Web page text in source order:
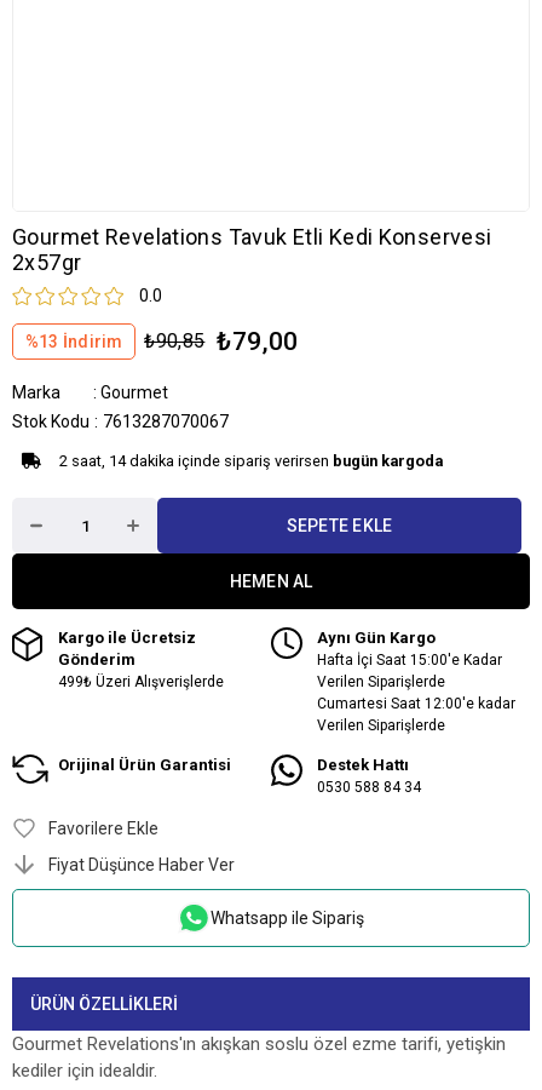
Gourmet Revelations Tavuk Etli Kedi Konservesi
2x57gr
0.0
%13 İndirim ₺90,85 ₺79,00
Marka : Gourmet
Stok Kodu
7613287070067
2 saat, 14 dakika içinde sipariş verirsen bugün kargoda
Kargo ile Ücretsiz
Gönderim
499₺ Üzeri Alışverişlerde
Aynı Gün Kargo
Hafta İçi Saat 15:00'e Kadar
Verilen Siparişlerde
Cumartesi Saat 12:00'e kadar
Verilen Siparişlerde
Orijinal Ürün Garantisi Destek Hattı
0530 588 84 34
Favorilere Ekle
Fiyat Düşünce Haber Ver
Whatsapp ile Sipariş
ÜRÜN ÖZELLIKLERI
Gourmet Revelations'ın akışkan soslu özel ezme tarifi, yetişkin
kediler için idealdir.